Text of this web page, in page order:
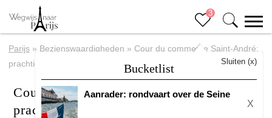
3
Bucketlist
Sluiten (x)
Aanrader: rondvaart over de Seine
X
Parijs » Bezienswaardigheden » Cour du commerce Saint-André:
prachtige verborgen passage met schattige restaurantjes
Cour du commerce Saint-André:
prachtige verborgen passage met